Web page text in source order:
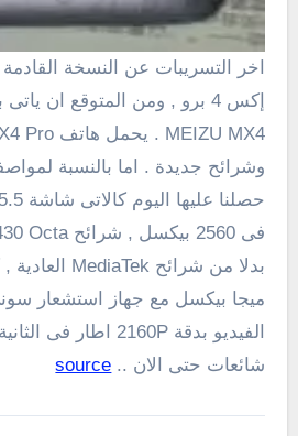
إكس 4 برو , ومن المتوقع ان ياتى بحجم اكبر من
MEIZU MX4
وشرائح جديدة . اما بالنسبة
حصلنا عليها اليوم كالاتى شاشة 5.5
بدلا من شرائح MediaTek العادية , كاميرا بحجم
ميجا بيكسل مع جهاز استشعار
الفيديو بدقة 2160P اطار فى
شائعات حتى الان .. source